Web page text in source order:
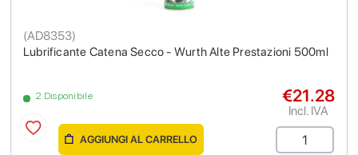
Lubrificante Catena Secco - Wurth Alte Prestazioni 500ml
(AD8353)
2 Disponibile €21.28
Incl. IVA
AGGIUNGI AL CARRELLO